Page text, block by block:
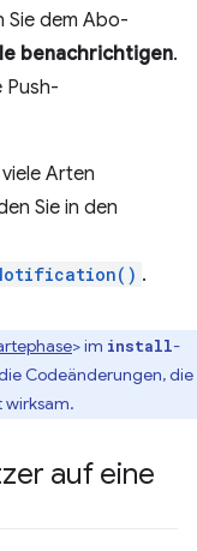
Sie dem Abo-
benachrichtigen.
Push-
Arten
Sie in den
.
> im install-
Codeänderungen, die
wirksam.
auf eine